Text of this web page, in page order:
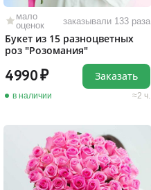
мало
оценок
заказывали 133 раза
Букет из 15 разноцветных
роз "Розомания"
4990
в наличии 2 ч.
Заказать